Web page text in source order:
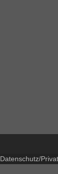
Datenschutz/